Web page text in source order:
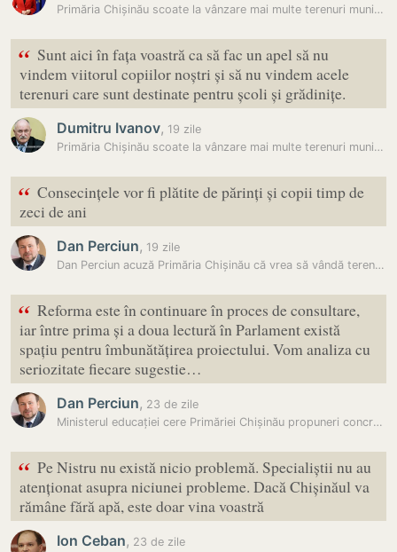
Primăria Chișinău scoate la vânzare mai multe terenuri municipale, iar…
“ Sunt aici în fața voastră ca să fac un apel să nu
vindem viitorul copiilor noștri și să nu vindem acele
terenuri care sunt destinate pentru școli și grădinițe.
Dumitru Ivanov, 19 zile
Primăria Chișinău scoate la vânzare mai multe terenuri municipale, iar…
“ Consecințele vor fi plătite de părinți și copii timp de
zeci de ani
Dan Perciun, 19 zile
Dan Perciun acuză Primăria Chișinău că vrea să vândă terenuri…
“ Reforma este în continuare în proces de consultare,
iar între prima și a doua lectură în Parlament există
spațiu pentru îmbunătățirea proiectului. Vom analiza cu
seriozitate fiecare sugestie…
Dan Perciun, 23 de zile
Ministerul educației cere Primăriei Chișinău propuneri concrete pentru…
“ Pe Nistru nu există nicio problemă. Specialiștii nu au
atenționat asupra niciunei probleme. Dacă Chișinăul va
rămâne fără apă, este doar vina voastră
Ion Ceban, 23 de zile